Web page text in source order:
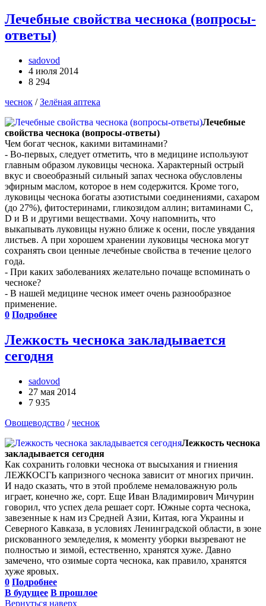
Лечебные свойства чеснока (вопросы-
ответы)
sadovod
4 июля 2014
8 294
чеснок /Зелёная аптека
Лечебные
свойства чеснока (вопросы-ответы)
Чем богат чеснок, какими витаминами?
- Во-первых, следует отметить, что в медицине используют
главным образом луковицы чеснока. Характерный острый
вкус и своеобразный сильный запах чеснока обусловлены
эфирным маслом, которое в нем содержится. Кроме того,
луковицы чеснока богаты азотистыми соединениями, сахаром
(до 27%), фитостеринами, гликозидом аллин; витаминами С,
D и В и другими веществами. Хочу напомнить, что
выкапывать луковицы нужно ближе к осени, после увядания
листьев. А при хорошем хранении луковицы чеснока могут
сохранять свои ценные лечебные свойства в течение целого
года.
- При каких заболеваниях желательно почаще вспоминать о
чесноке?
- В нашей медицине чеснок имеет очень разнообразное
применение.
0 Подробнее
Лежкость чеснока закладывается
сегодня
sadovod
27 мая 2014
7 935
Овощеводство /чеснок
Лежкость чеснока
закладывается сегодня
Как сохранить головки чеснока от высыхания и гниения
ЛЕЖКОСГЬ капризного чеснока зависит от многих причин.
И надо сказать, что в этой проблеме немаловажную роль
играет, конечно же, сорт. Еще Иван Владимирович Мичурин
говорил, что успех дела решает сорт. Южные сорта чеснока,
завезенные к нам из Средней Азии, Китая, юга Украины и
Северного Кавказа, в условиях Ленинградской области, в зоне
рискованного земледелия, к моменту уборки вызревают не
полностью и зимой, естественно, хранятся хуже. Давно
замечено, что озимые сорта чеснока, как правило, хранятся
хуже яровых.
0 Подробнее
В будущее В прошлое
Вернуться наверх